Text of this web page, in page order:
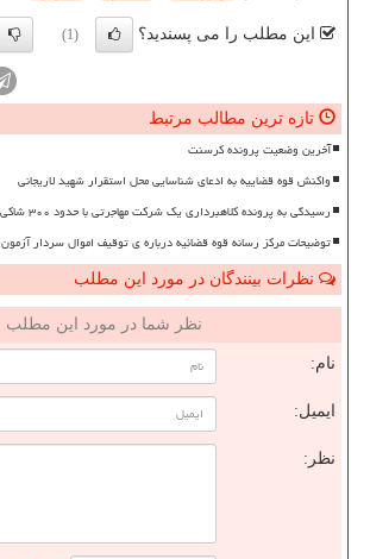
این مطلب را می پسندید؟ (1)
تازه ترین مطالب مرتبط
آخرین وضعیت پرونده کرسنت
واکنش قوه قضاییه به ادعای شناسایی محل استقرار شهید لاریجانی
رسیدگی به پرونده کلاهبرداری یک شرکت مهاجرتی با حدود ۳۰۰ شاکی در دادسرای تهران
توضیحات مرکز رسانه قوه قضائیه درباره ی توقیف اموال سردار آزمون
نظرات بینندگان در مورد این مطلب
نظر شما در مورد این مطلب
نام:
ایمیل:
نظر: